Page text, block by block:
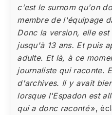
c'est le surnom qu'on
membre de l'équipage
Donc la version, elle
jusqu'à 13 ans. Et puis
adulte. Et là, à ce
journaliste qui raconte.
d'archives. Il y avait
lorsque l'Espadon est
qui a donc raconté»,